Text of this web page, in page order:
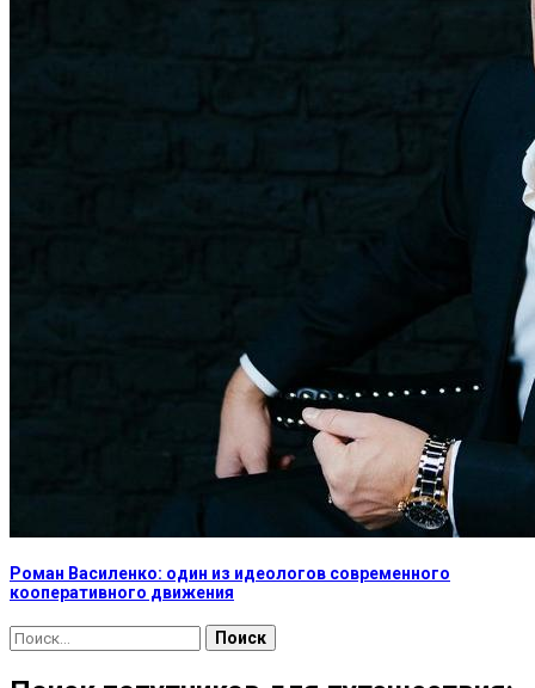
Роман Василенко: один из идеологов современного
кооперативного движения
Найти: